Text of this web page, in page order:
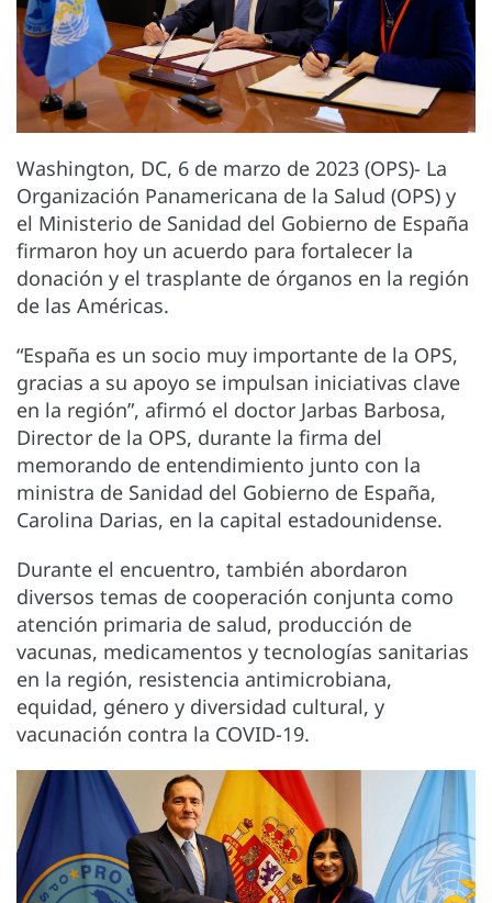
Washington, DC, 6 de marzo de 2023 (OPS)- La
Organización Panamericana de la Salud (OPS) y
el Ministerio de Sanidad del Gobierno de España
firmaron hoy un acuerdo para fortalecer la
donación y el trasplante de órganos en la región
de las Américas.
“España es un socio muy importante de la OPS,
gracias a su apoyo se impulsan iniciativas clave
en la región”, afirmó el doctor Jarbas Barbosa,
Director de la OPS, durante la firma del
memorando de entendimiento junto con la
ministra de Sanidad del Gobierno de España,
Carolina Darias, en la capital estadounidense.
Durante el encuentro, también abordaron
diversos temas de cooperación conjunta como
atención primaria de salud, producción de
vacunas, medicamentos y tecnologías sanitarias
en la región, resistencia antimicrobiana,
equidad, género y diversidad cultural, y
vacunación contra la COVID-19.